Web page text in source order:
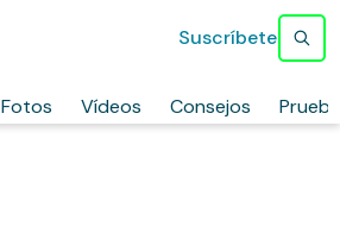
Fotos Vídeos Consejos
Suscríbete